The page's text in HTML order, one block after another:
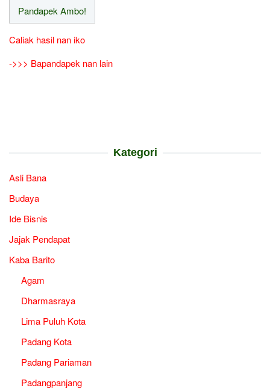
Caliak hasil nan iko
->>> Bapandapek nan lain
Kategori
Asli Bana
Budaya
Ide Bisnis
Jajak Pendapat
Kaba Barito
Agam
Dharmasraya
Lima Puluh Kota
Padang Kota
Padang Pariaman
Padangpanjang